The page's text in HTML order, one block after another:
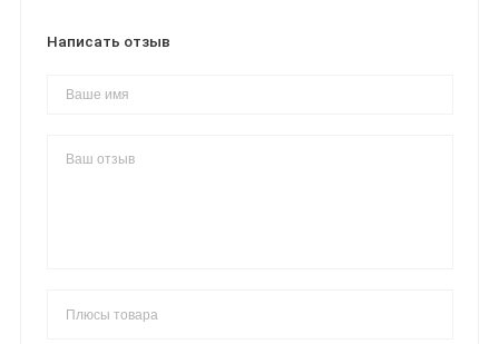
Написать отзыв